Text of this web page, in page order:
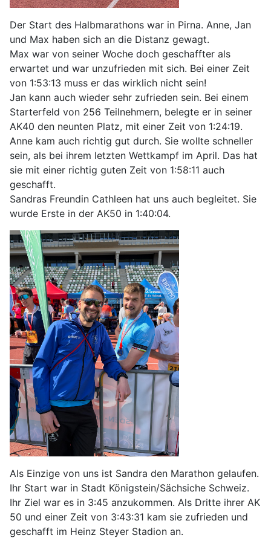
Der Start des Halbmarathons war in Pirna. Anne, Jan
und Max haben sich an die Distanz gewagt.
Max war von seiner Woche doch geschaffter als
erwartet und war unzufrieden mit sich. Bei einer Zeit
von 1:53:13 muss er das wirklich nicht sein!
Jan kann auch wieder sehr zufrieden sein. Bei einem
Starterfeld von 256 Teilnehmern, belegte er in seiner
AK40 den neunten Platz, mit einer Zeit von 1:24:19.
Anne kam auch richtig gut durch. Sie wollte schneller
sein, als bei ihrem letzten Wettkampf im April. Das hat
sie mit einer richtig guten Zeit von 1:58:11 auch
geschafft.
Sandras Freundin Cathleen hat uns auch begleitet. Sie
wurde Erste in der AK50 in 1:40:04.
Als Einzige von uns ist Sandra den Marathon gelaufen.
Ihr Start war in Stadt Königstein/Sächsiche Schweiz.
Ihr Ziel war es in 3:45 anzukommen. Als Dritte ihrer AK
50 und einer Zeit von 3:43:31 kam sie zufrieden und
geschafft im Heinz Steyer Stadion an.